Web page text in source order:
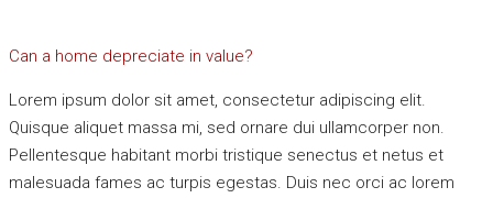
Can a home depreciate in value?
Lorem ipsum dolor sit amet, consectetur adipiscing elit.
Quisque aliquet massa mi, sed ornare dui ullamcorper non.
Pellentesque habitant morbi tristique senectus et netus et
malesuada fames ac turpis egestas. Duis nec orci ac lorem